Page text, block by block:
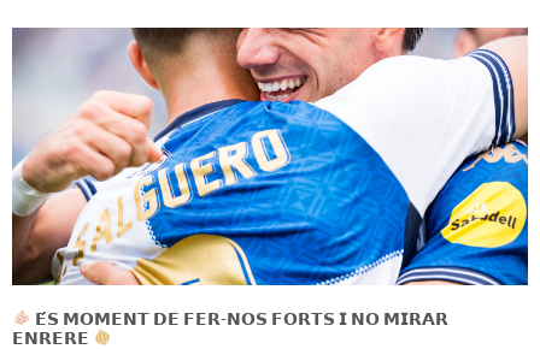
𝗘́𝗦 𝗠𝗢𝗠𝗘𝗡𝗧 𝗗𝗘 𝗙𝗘𝗥-𝗡𝗢𝗦 𝗙𝗢𝗥𝗧𝗦 𝗜 𝗡𝗢 𝗠𝗜𝗥𝗔𝗥
𝗘𝗡𝗥𝗘𝗥𝗘